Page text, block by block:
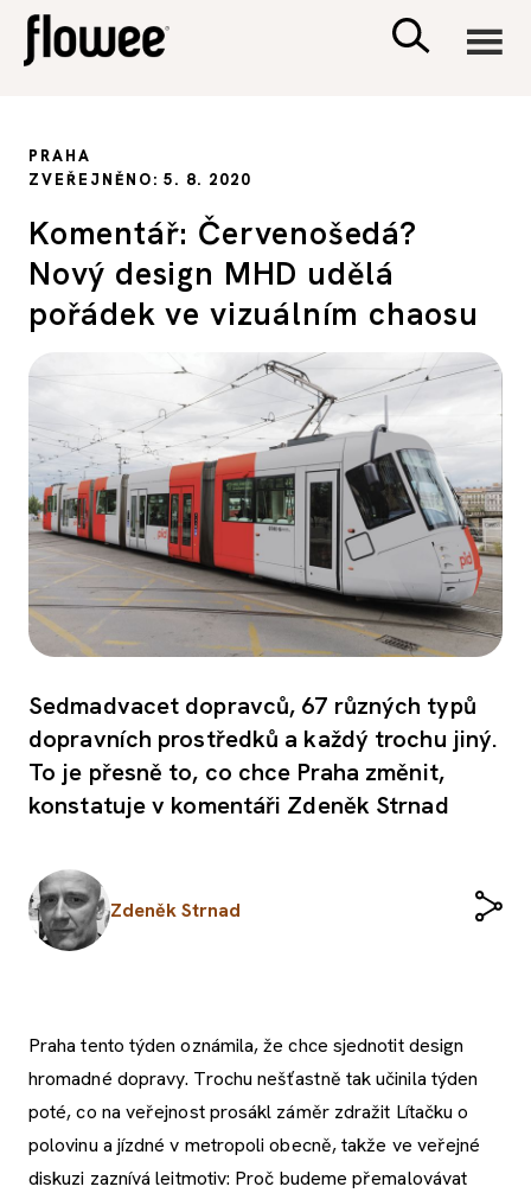
PSYCHOLOGIE
SEX A VZTAHY
PORADNA
PRAHA
ZVEŘEJNĚNO: 5. 8. 2020
Komentář: Červenošedá?
Nový design MHD udělá
pořádek ve vizuálním chaosu
Sedmadvacet dopravců, 67 různých typů
dopravních prostředků a každý trochu jiný.
To je přesně to, co chce Praha změnit,
konstatuje v komentáři Zdeněk Strnad
Zdeněk Strnad
Praha tento týden oznámila, že chce sjednotit design
hromadné dopravy. Trochu nešťastně tak učinila týden
poté, co na veřejnost prosákl záměr zdražit Lítačku o
polovinu a jízdné v metropoli obecně, takže ve veřejné
diskuzi zaznívá leitmotiv: Proč budeme přemalovávat